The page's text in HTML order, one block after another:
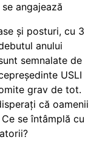
angajează
și posturi, cu 3
anului
semnalate de
USLI
grav de tot.
că oamenii
se întâmplă cu